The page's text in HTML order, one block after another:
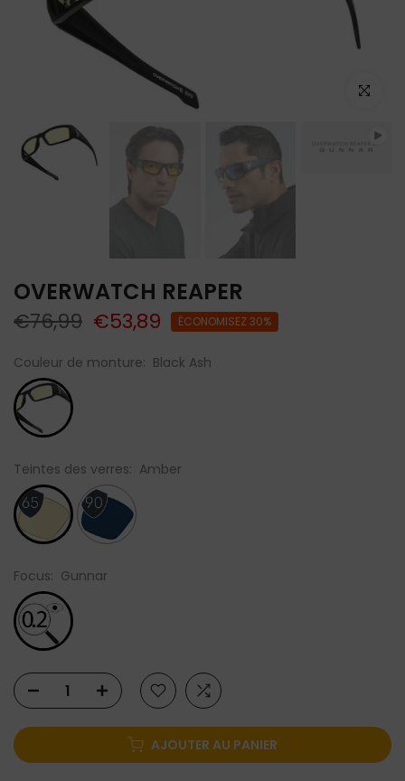
Cliquez
OVERWATCH REAPER
€76,99 €53,89 ÉCONOMISEZ 30%
Couleur de monture: Black Ash
Teintes des verres: Amber
Focus: Gunnar
AJOUTER AU PANIER